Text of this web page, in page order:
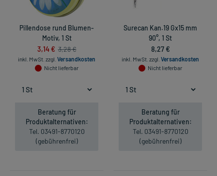
Pillendose rund Blumen-
Motiv, 1 St
3,14 € 3,28 €
inkl. MwSt. zzgl. Versandkosten
Nicht lieferbar
Beratung für
Produktalternativen:
Tel. 03491-8770120
(gebührenfrei)
Surecan Kan.19 Gx15 mm
90°, 1 St
8,27 €
inkl. MwSt. zzgl. Versandkosten
Nicht lieferbar
Beratung für
Produktalternativen:
Tel. 03491-8770120
(gebührenfrei)